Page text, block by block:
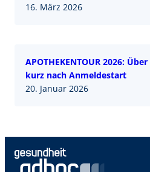
16. März 2026
APOTHEKENTOUR 2026:
kurz nach Anmeldestart
20. Januar 2026